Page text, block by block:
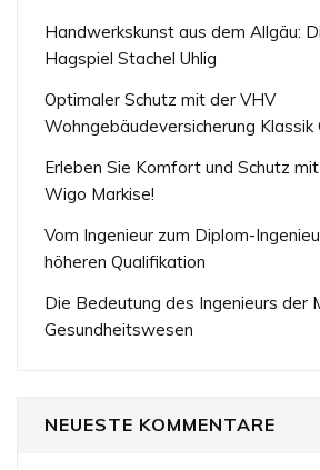
Handwerkskunst aus dem Allgäu:
Hagspiel Stachel Uhlig
Optimaler Schutz mit der VHV
Wohngebäudeversicherung Klassik
Erleben Sie Komfort und Schutz
Wigo Markise!
Vom Ingenieur zum Diplom-
höheren Qualifikation
Die Bedeutung des Ingenieurs der
Gesundheitswesen
NEUESTE KOMMENTARE